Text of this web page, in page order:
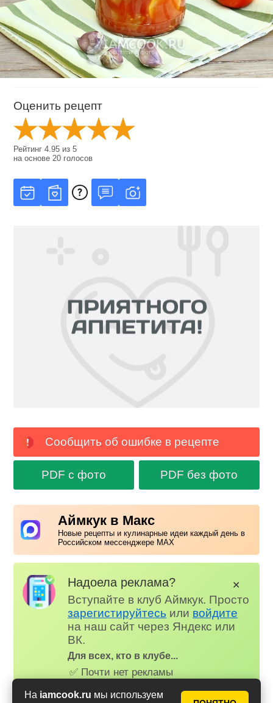
На iamcook.ru мы используем
Оценить рецепт
Рейтинг4.95 из5
на основе20 голосов
Сообщить об ошибке в рецепте
PDF с фото PDF без фото
Аймкук в Макс
Новые рецепты и кулинарные идеи каждый день в
Российском мессенджере MAX
Надоела реклама?
Вступайте в клуб Аймкук. Просто
зарегистируйтесь или войдите
на наш сайт через Яндекс или
ВК.
Для всех, кто в клубе...
✅ Почти нет рекламы
🤩 Планер питания
✕